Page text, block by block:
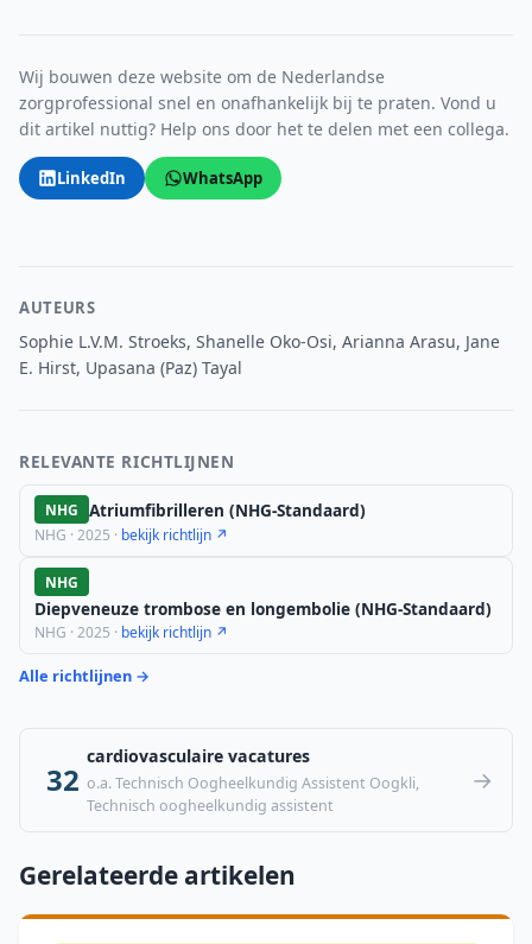
Wij bouwen deze website om de Nederlandse
zorgprofessional snel en onafhankelijk bij te praten. Vond u
dit artikel nuttig? Help ons door het te delen met een collega.
LinkedIn WhatsApp
AUTEURS
Sophie L.V.M. Stroeks, Shanelle Oko-Osi, Arianna Arasu, Jane
E. Hirst, Upasana (Paz) Tayal
RELEVANTE RICHTLIJNEN
NHG Atriumfibrilleren (NHG-Standaard)
NHG · 2025 · bekijk richtlijn ↗
NHG
Diepveneuze trombose en longembolie (NHG-Standaard)
NHG · 2025 · bekijk richtlijn ↗
Alle richtlijnen →
32
cardiovasculaire vacatures
o.a. Technisch Oogheelkundig Assistent Oogkli,
Technisch oogheelkundig assistent
→
Gerelateerde artikelen